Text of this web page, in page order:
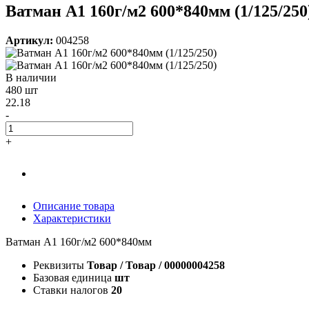
Ватман А1 160г/м2 600*840мм (1/125/
Артикул: 004258
В наличии
480 шт
22.18
-
+
Описание товара
Характеристики
Ватман А1 160г/м2 600*840мм
Реквизиты Товар / Товар / 00000004258
Базовая единица шт
Ставки налогов 20